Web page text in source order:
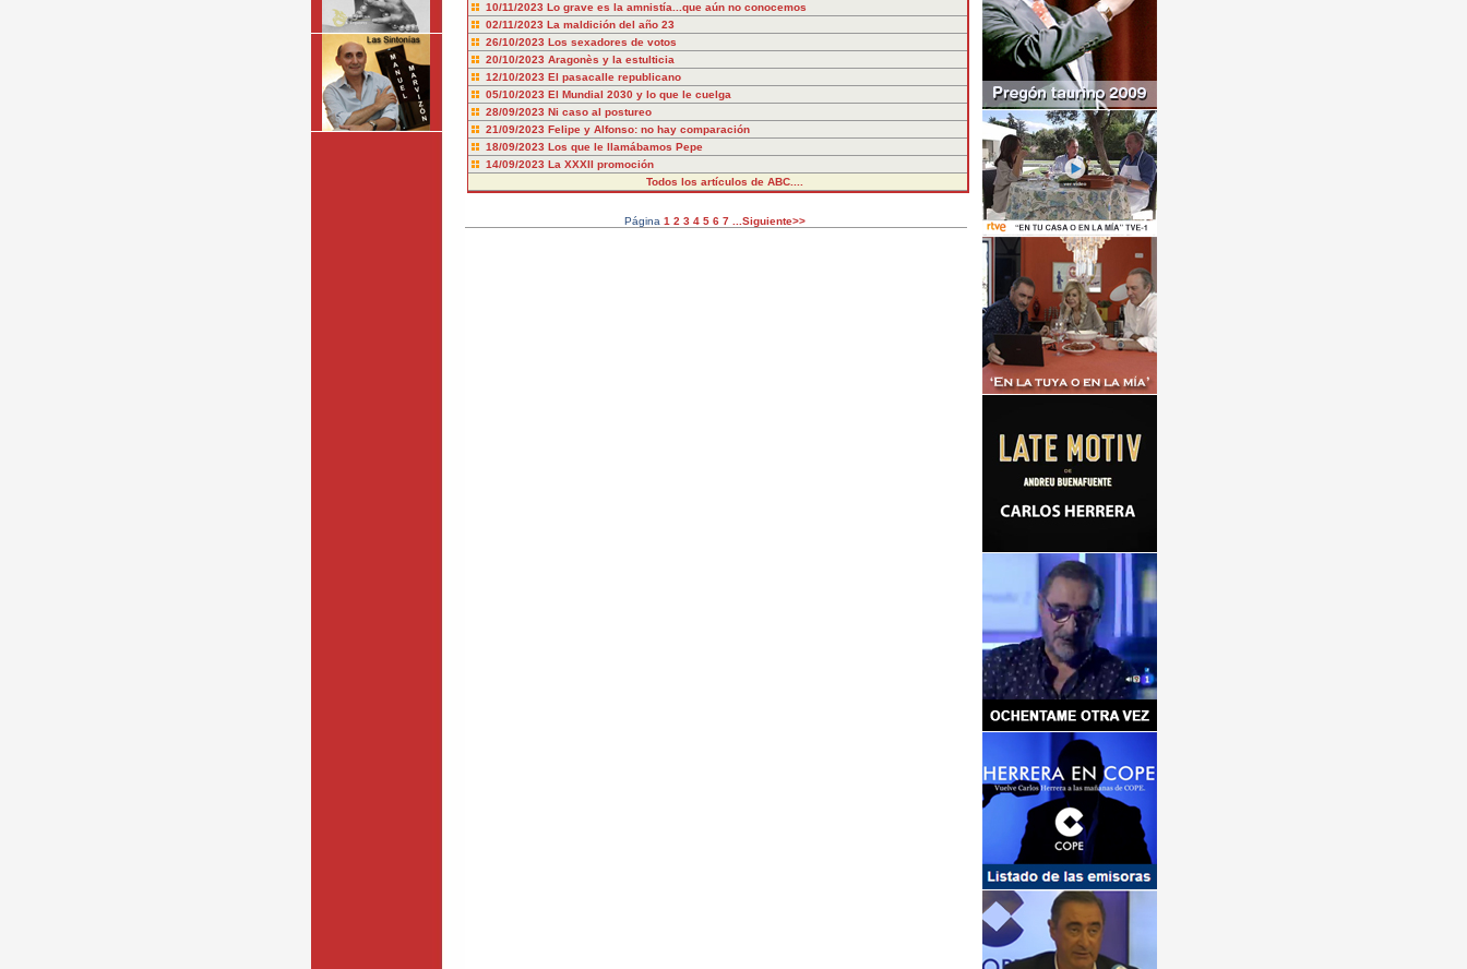
10/11/2023 Lo grave es la amnistía...que aún no conocemos
02/11/2023 La maldición del año 23
26/10/2023 Los sexadores de votos
20/10/2023 Aragonès y la estulticia
12/10/2023 El pasacalle republicano
05/10/2023 El Mundial 2030 y lo que le cuelga
28/09/2023 Ni caso al postureo
21/09/2023 Felipe y Alfonso: no hay comparación
18/09/2023 Los que le llamábamos Pepe
14/09/2023 La XXXII promoción
Todos los artículos de ABC....
Página 1 2 3 4 5 6 7 ...Siguiente>>